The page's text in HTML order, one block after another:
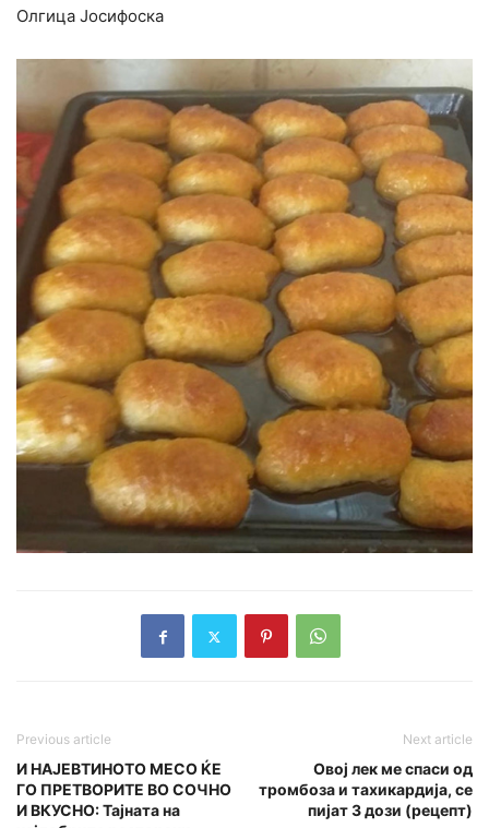
Олгица Јосифоска
Previous article
И НАЈЕВТИНОТО МЕСО ЌЕ
ГО ПРЕТВОРИТЕ ВО СОЧНО
И ВКУСНО: Тајната на
Next article
Овој лек ме спаси од
тромбоза и тахикардија, се
пијат 3 дози (рецепт)